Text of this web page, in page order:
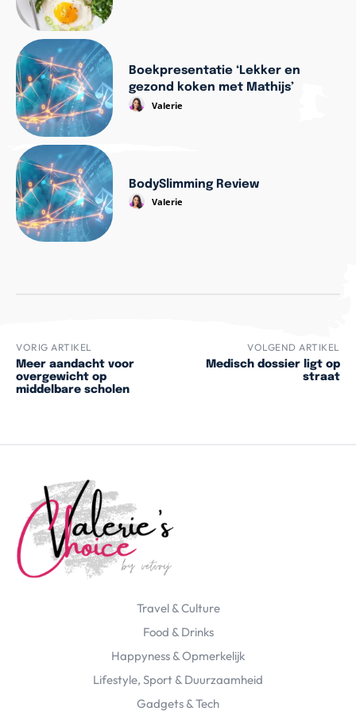
Boekpresentatie ‘Lekker en
gezond koken met Mathijs’
Valerie
BodySlimming Review
Valerie
VORIG ARTIKEL
Meer aandacht voor
overgewicht op
middelbare scholen
VOLGEND ARTIKEL
Medisch dossier ligt op
straat
Travel & Culture
Food & Drinks
Happyness & Opmerkelijk
Lifestyle, Sport & Duurzaamheid
Gadgets & Tech